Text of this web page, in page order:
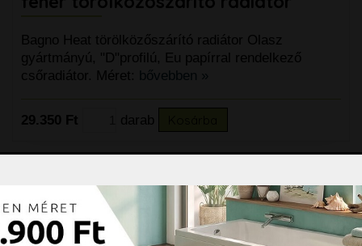
Bagno Heat törölközőszárító radiátor Olasz
gyártmányú, "D"profilú, Eu papírral rendelkező
csőradiátor. Méret: bővebben »
29.350 Ft darab